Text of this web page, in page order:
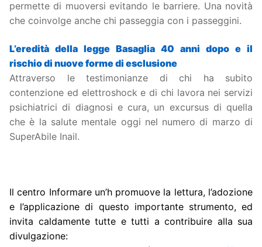
permette di muoversi evitando le barriere. Una novità
che coinvolge anche chi passeggia con i passeggini.
L’eredità della legge Basaglia 40 anni dopo e il
rischio di nuove forme di esclusione
Attraverso le testimonianze di chi ha subito
contenzione ed elettroshock e di chi lavora nei servizi
psichiatrici di diagnosi e cura, un excursus di quella
che è la salute mentale oggi nel numero di marzo di
SuperAbile Inail.
Il centro Informare un’h promuove la lettura, l’adozione
e l’applicazione di questo importante strumento, ed
invita caldamente tutte e tutti a contribuire alla sua
divulgazione: